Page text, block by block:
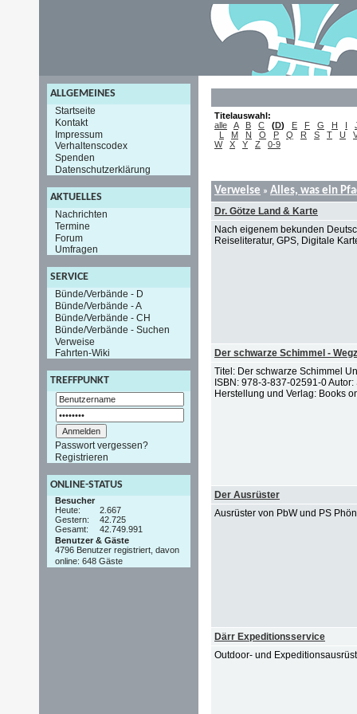
ALLGEMEINES
Startseite
Kontakt
Impressum
Verhaltenscodex
Spenden
Datenschutzerklärung
AKTUELLES
Nachrichten
Termine
Forum
Umfragen
SERVICE
Bünde/Verbände - D
Bünde/Verbände - A
Bünde/Verbände - CH
Bünde/Verbände - Suchen
Verweise
Fahrten-Wiki
TREFFPUNKT
Passwort vergessen?
Registrieren
ONLINE-STATUS
Besucher
Heute:
2.667
Gestern:
42.725
Gesamt:
42.749.991
Benutzer & Gäste
4796 Benutzer registriert, davon
online: 648 Gäste
Titelauswahl:
alle
A B C (D) E F G H I
L
M N O P Q R S T U
W
X Y Z 0-9
Verweise » Alles, was ein
Dr. Götze Land & Karte
Nach eigenem bekunden
Reiseliteratur, GPS, Digitale
Der schwarze Schimmel -
Titel: Der schwarze Schimmel
ISBN: 978-3-837-02591-0
Herstellung und Verlag: Books
Der Ausrüster
Ausrüster von PbW und PS
Därr Expeditionsservice
Outdoor- und